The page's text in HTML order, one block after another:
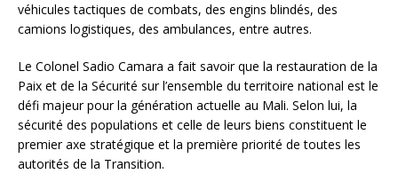
véhicules tactiques de combats, des engins blindés, des
camions logistiques, des ambulances, entre autres.
Le Colonel Sadio Camara a fait savoir que la restauration de la
Paix et de la Sécurité sur l’ensemble du territoire national est le
défi majeur pour la génération actuelle au Mali. Selon lui, la
sécurité des populations et celle de leurs biens constituent le
premier axe stratégique et la première priorité de toutes les
autorités de la Transition.